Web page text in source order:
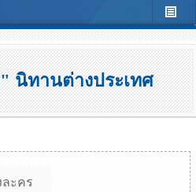
นิทานต่างประเทศ
ละคร